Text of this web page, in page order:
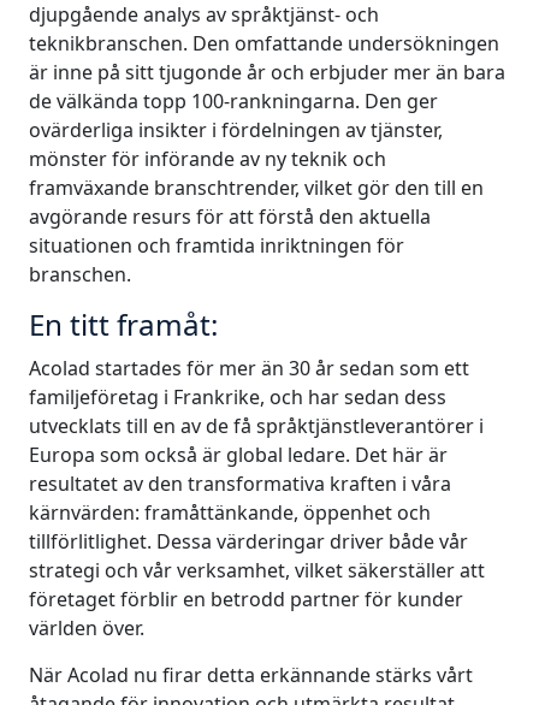
djupgående analys av språktjänst- och
teknikbranschen. Den omfattande undersökningen
är inne på sitt tjugonde år och erbjuder mer än bara
de välkända topp 100-rankningarna. Den ger
ovärderliga insikter i fördelningen av tjänster,
mönster för införande av ny teknik och
framväxande branschtrender, vilket gör den till en
avgörande resurs för att förstå den aktuella
situationen och framtida inriktningen för
branschen.
En titt framåt:
Acolad startades för mer än 30 år sedan som ett
familjeföretag i Frankrike, och har sedan dess
utvecklats till en av de få språktjänstleverantörer i
Europa som också är global ledare. Det här är
resultatet av den transformativa kraften i våra
kärnvärden: framåttänkande, öppenhet och
tillförlitlighet. Dessa värderingar driver både vår
strategi och vår verksamhet, vilket säkerställer att
företaget förblir en betrodd partner för kunder
världen över.
När Acolad nu firar detta erkännande stärks vårt